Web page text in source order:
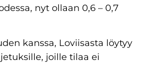
nyt ollaan 0,6 – 0,7
kanssa, Loviisasta löytyy
joille tilaa ei